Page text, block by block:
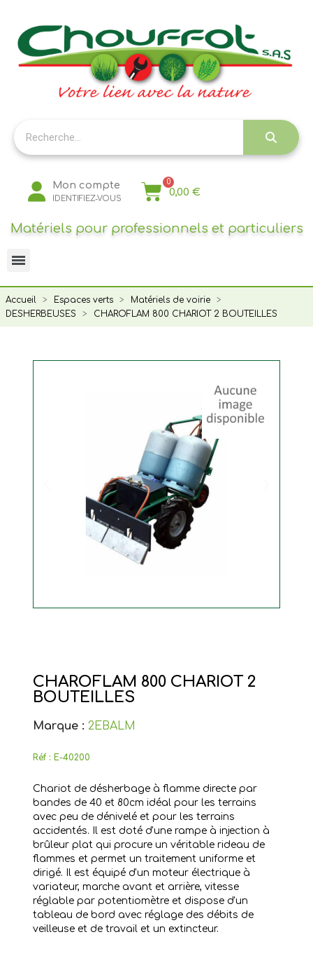
Mon compte
IDENTIFIEZ-VOUS
0,00 €
Matériels pour professionnels et particuliers
Accueil Espaces verts
Matériels de voirie
DESHERBEUSES
CHAROFLAM 800 CHARIOT 2 BOUTEILLES
CHAROFLAM 800 CHARIOT 2
BOUTEILLES
Marque : 2EBALM
Réf : E-40200
Chariot de désherbage à flamme directe par
bandes de 40 et 80cm idéal pour les terrains
avec peu de dénivelé et pour les terrains
accidentés. Il est doté d'une rampe à injection à
brûleur plat qui procure un véritable rideau de
flammes et permet un traitement uniforme et
dirigé. Il est équipé d'un moteur électrique à
variateur, marche avant et arrière, vitesse
réglable par potentiomètre et dispose d'un
tableau de bord avec réglage des débits de
veilleuse et de travail et un extincteur.